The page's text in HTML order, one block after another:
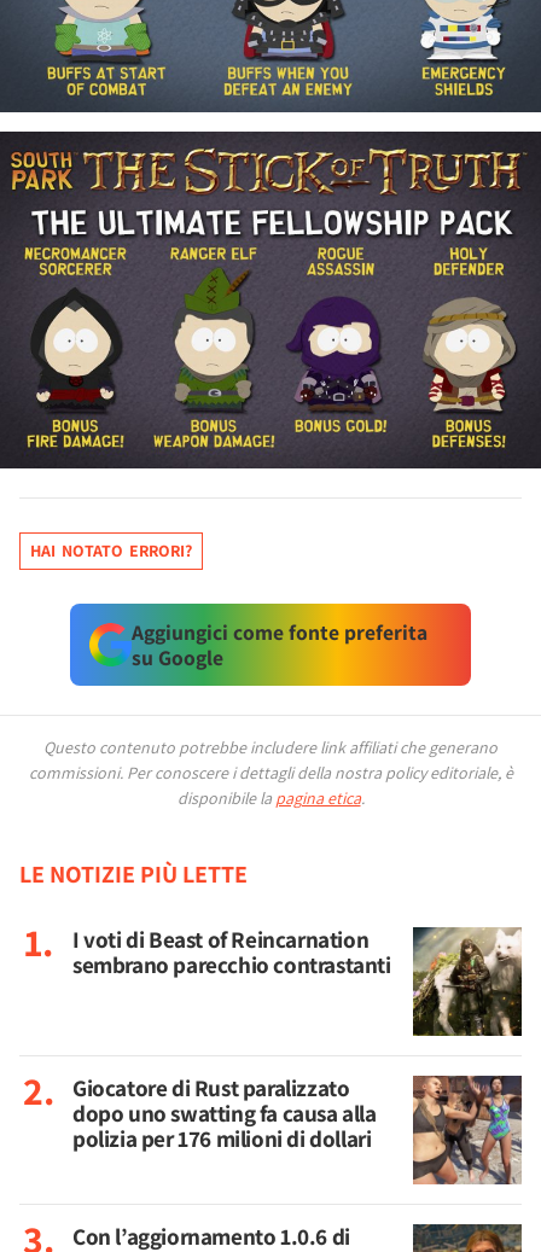
HAI NOTATO ERRORI?
Aggiungici come fonte preferita
su Google
Questo contenuto potrebbe includere link affiliati che generano
commissioni. Per conoscere i dettagli della nostra policy editoriale, è
disponibile la pagina etica.
LE NOTIZIE PIÙ LETTE
I voti di Beast of Reincarnation
sembrano parecchio contrastanti
Giocatore di Rust paralizzato
dopo uno swatting fa causa alla
polizia per 176 milioni di dollari
Con l’aggiornamento 1.0.6 di